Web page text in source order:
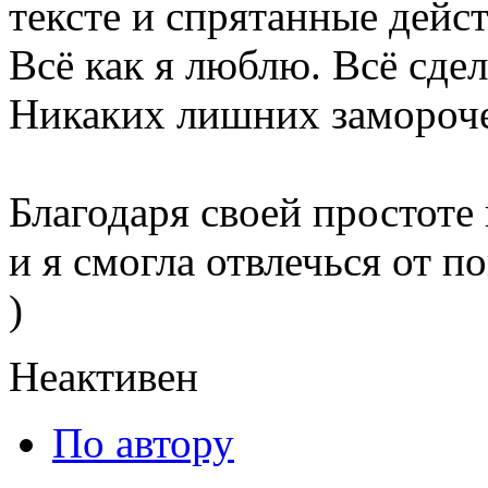
тексте и спрятанные
Всё как я люблю. Всё
Никаких лишних
Благодаря своей простоте
и я смогла отвлечься от
)
Неактивен
По автору